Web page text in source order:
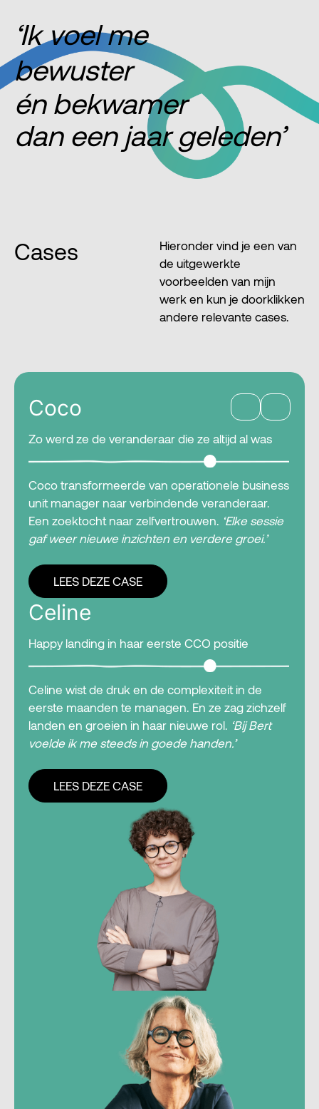
‘Ik voel me
bewuster
én bekwamer
dan een jaar geleden’
Cases
Hieronder vind je een van
de uitgewerkte
voorbeelden van mijn
werk en kun je doorklikken
andere relevante cases.
Coco
Zo werd ze de veranderaar die ze altijd al was
Coco transformeerde van operationele business
unit manager naar verbindende veranderaar.
Een zoektocht naar zelfvertrouwen. ‘Elke sessie
gaf weer nieuwe inzichten en verdere groei.’
LEES DEZE CASE
Celine
Happy landing in haar eerste CCO positie
Celine wist de druk en de complexiteit in de
eerste maanden te managen. En ze zag zichzelf
landen en groeien in haar nieuwe rol. ‘Bij Bert
voelde ik me steeds in goede handen.’
LEES DEZE CASE